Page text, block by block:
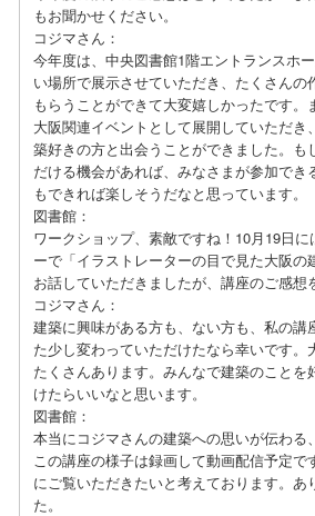
もお聞かせください。
コジマさん：
今年度は、中央図書館1階エントランスホ
い場所で展示させていただき、たくさんの
もらうことができて大変嬉しかったです。
大阪関連イベントとして展開していただき
築好きの方と出会うことができました。も
だける機会があれば、みなさまが参加でき
もできれば楽しそうだなと思っています。
図書館：
ワークショップ、素敵ですね！10月19日
ーで「イラストレーターの目で見た大阪の
お話していただきましたが、講座のご感想
コジマさん：
建築に興味がある方も、ない方も、私の講
た少し変わっていただけたなら幸いです。
たくさんあります。みんなで建築のことを
けたらいいなと思います。
図書館：
本当にコジマさんの建築への思いが伝わる
この講座の様子は録画して動画配信予定
にご覧いただきたいと考えております。あ
た。